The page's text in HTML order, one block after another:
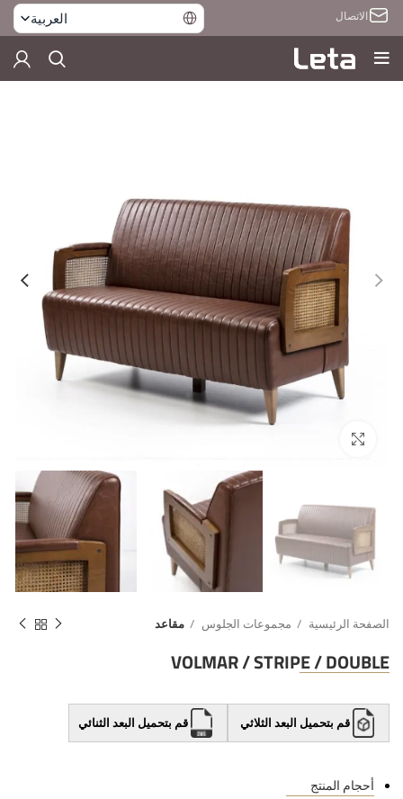
الاتصال العربية
الصفحة الرئيسية مجموعات الجلوس مقاعد
VOLMAR / STRIPE / DOUBLE
قم بتحميل البعد الثلاثي قم بتحميل البعد الثنائي
أحجام المنتج